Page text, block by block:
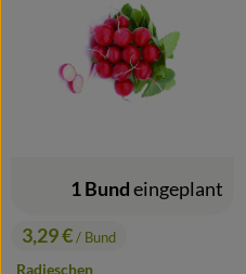
, Preis:
3,29 €/ Bund
Radieschen
1 Bundeingeplant